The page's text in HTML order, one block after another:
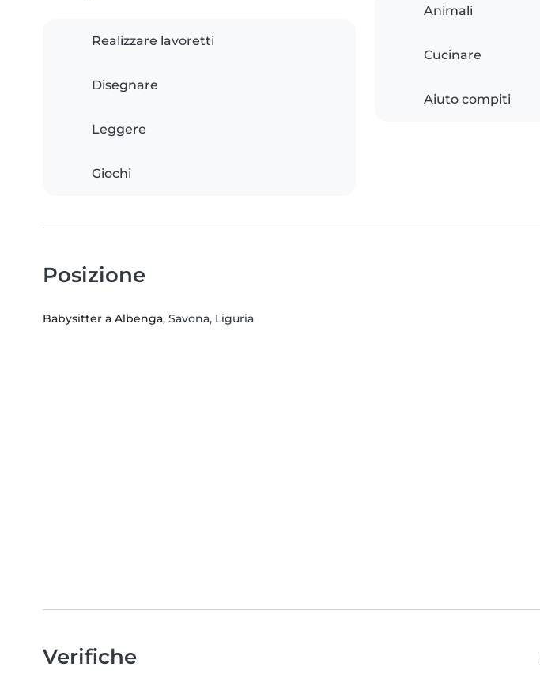
Realizzare lavoretti
Disegnare
Leggere
Giochi
Animali
Cucinare
Aiuto compiti
Posizione
Babysitter a Albenga, Savona, Liguria
Verifiche